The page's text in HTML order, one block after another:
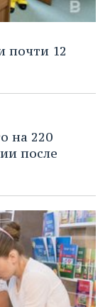
почти 12
на 220
после